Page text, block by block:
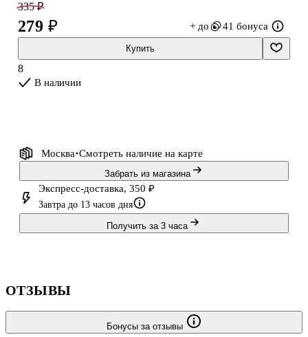
подойдёт для учёбы, дома и на работе.
335 ₽
279 ₽ + до 41 бонуса
Купить
8
В наличии
Москва Смотреть наличие на карте
Забрать из магазина
Экспресс-доставка, 350 ₽
Завтра до 13 часов дня
Получить за 3 часа
ОТЗЫВЫ
Бонусы за отзывы